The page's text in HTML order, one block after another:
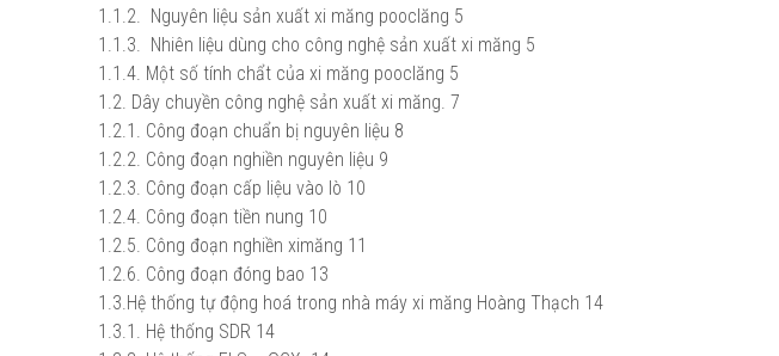
1.1.2. Nguyên liệu sản xuất xi măng pooclăng 5
1.1.3. Nhiên liệu dùng cho công nghệ sản xuất xi măng 5
1.1.4. Một số tính chẩt của xi măng pooclăng 5
1.2. Dây chuyền công nghệ sản xuất xi măng. 7
1.2.1. Công đoạn chuẩn bị nguyên liệu 8
1.2.2. Công đoạn nghiền nguyên liệu 9
1.2.3. Công đoạn cấp liệu vào lò 10
1.2.4. Công đoạn tiền nung 10
1.2.5. Công đoạn nghiền ximăng 11
1.2.6. Công đoạn đóng bao 13
1.3.Hệ thống tự động hoá trong nhà máy xi măng Hoàng Thạch 14
1.3.1. Hệ thống SDR 14